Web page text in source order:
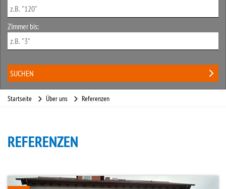
Zimmer bis:
Startseite Über uns Referenzen
REFERENZEN